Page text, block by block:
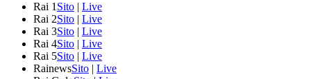
Rai 1 Sito | Live
Rai 2Sito | Live
Rai 3Sito | Live
Rai 4Sito | Live
Rai 5Sito | Live
RainewsSito | Live